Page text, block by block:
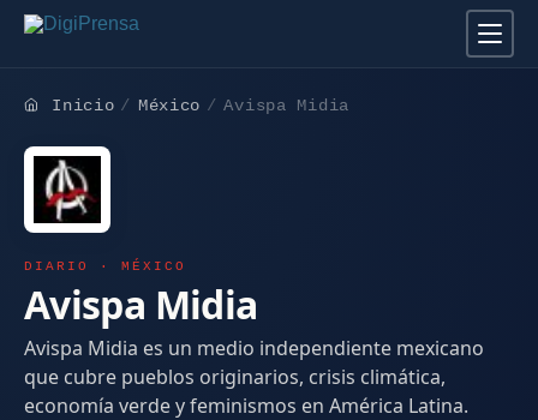
Inicio México Avispa Midia
DIARIO · MÉXICO
Avispa Midia
Avispa Midia es un medio independiente mexicano
que cubre pueblos originarios, crisis climática,
economía verde y feminismos en América Latina.